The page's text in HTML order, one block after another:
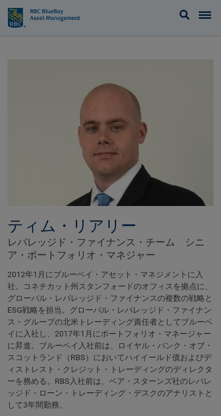
BlueBay
ティム・リアリー
レバレッジド・ファイナンス・チーム シニ
ア・ポートフォリオ・マネジャー
2012年1月にブルーベイ・アセット・マネジメントに入
社。コネチカット州スタンフォードのオフィスを拠点に、
グローバル・レバレッジド・ファイナンスの複数の戦略と
ESG戦略を担当。グローバル・レバレッジド・ファイナン
ス・グループの北米トレーディング責任者としてブルーベ
イに入社し、2017年1月にポートフォリオ・マネージャー
に昇進。ブルーベイ入社前は、ロイヤル・バンク・オブ・
スコットランド（RBS）においてハイイールド債およびデ
ィストレスト・クレジット・トレーディングのディレクタ
ーを務める。RBS入社前は、ベア・スターンズ社のレバレ
ッジド・ローン・トレーディング・デスクのアナリストと
して3年間勤務。